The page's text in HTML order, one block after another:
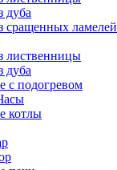
дуба
сращенных ламелей
лиственницы
дуба
с подогревом
котлы